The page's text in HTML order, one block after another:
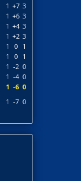
1 +7 3
1 +6 3
1 +4 3
1 +2 3
1 0
1
1 0
1
1 -2 0
1 -4 0
1 -6 0
1 -7 0